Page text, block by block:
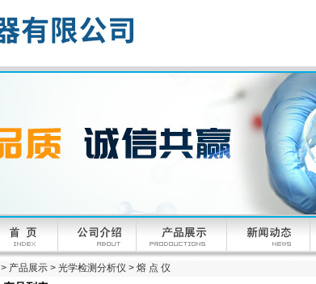
> 产品展示 > 光学检测分析仪 > 熔 点 仪